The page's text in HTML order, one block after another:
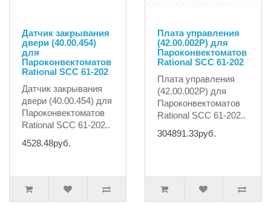
Датчик закрывания
двери (40.00.454)
для
Пароконвектоматов
Rational SCC 61-202
Датчик закрывания
двери (40.00.454) для
Пароконвектоматов
Rational SCC 61-202..
4528.48руб.
Плата управления
(42.00.002P) для
Пароконвектоматов
Rational SCC 61-202
Плата управления
(42.00.002P) для
Пароконвектоматов
Rational SCC 61-202..
304891.33руб.